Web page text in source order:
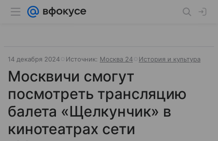
14 декабря 2024 Источник: Москва 24 История и культура
Москвичи смогут
посмотреть трансляцию
балета «Щелкунчик» в
кинотеатрах сети